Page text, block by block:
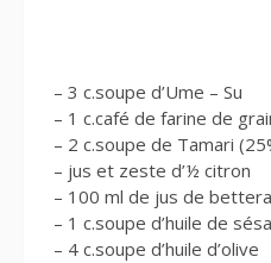
– 3 c.soupe d’Ume – Su
– 1 c.café de farine de
– 2 c.soupe de Tamari
– jus et zeste d’½ citron
– 100 ml de jus de
– 1 c.soupe d’huile de
– 4 c.soupe d’huile d’olive